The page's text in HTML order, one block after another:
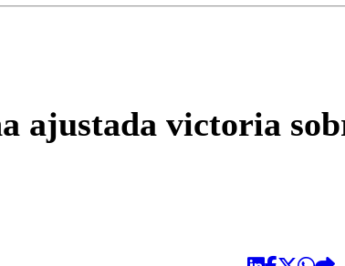
ajustada victoria